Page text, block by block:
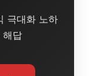
극대화 노하
해답